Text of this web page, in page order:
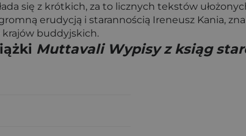
się z krótkich, za to licznych tekstów
erudycją i starannością Ireneusz Kania,
buddyjskich.
Muttavali Wypisy z ksiąg